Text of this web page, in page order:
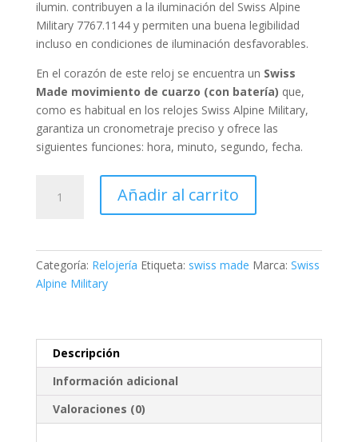
ilumin. contribuyen a la iluminación del Swiss Alpine
Military 7767.1144 y permiten una buena legibilidad
incluso en condiciones de iluminación desfavorables.
En el corazón de este reloj se encuentra un Swiss
Made movimiento de cuarzo (con batería) que,
como es habitual en los relojes Swiss Alpine Military,
garantiza un cronometraje preciso y ofrece las
siguientes funciones: hora, minuto, segundo, fecha.
Alpine
Argos
two
cantidad
Añadir al carrito
Categoría: Relojería Etiqueta: swiss made Marca: Swiss
Alpine Military
Descripción
Información adicional
Valoraciones (0)